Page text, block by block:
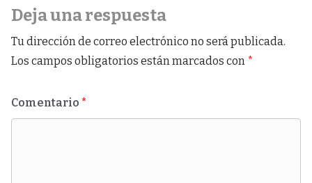
Deja una respuesta
Tu dirección de correo electrónico no será publicada.
Los campos obligatorios están marcados con *
Comentario *